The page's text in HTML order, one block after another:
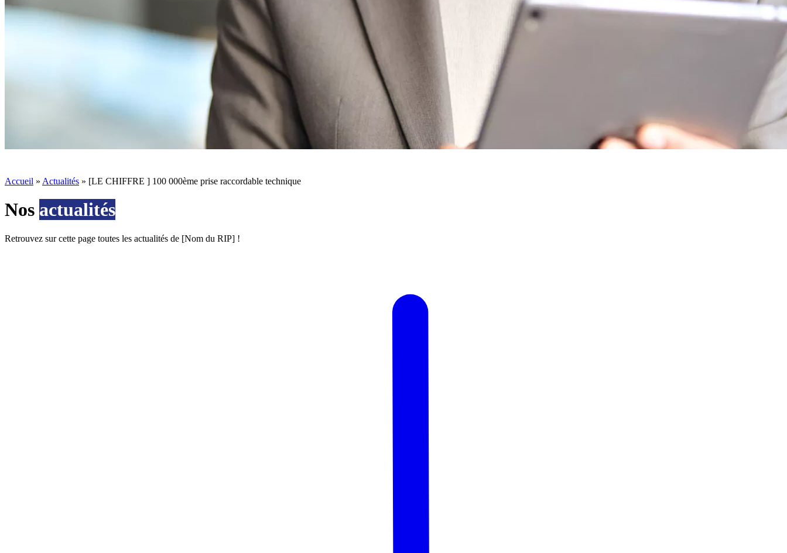
Accueil » Actualités » [LE CHIFFRE ] 100 000ème prise raccordable technique
Nos actualités
Retrouvez sur cette page toutes les actualités de [Nom du RIP] !